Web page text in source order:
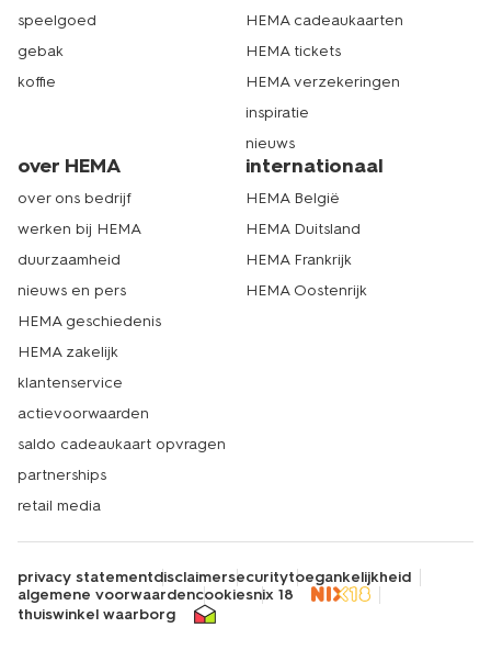
speelgoed
gebak
koffie
HEMA cadeaukaarten
HEMA tickets
HEMA verzekeringen
inspiratie
nieuws
over HEMA
over ons bedrijf
werken bij HEMA
duurzaamheid
nieuws en pers
HEMA geschiedenis
HEMA zakelijk
klantenservice
actievoorwaarden
saldo cadeaukaart opvragen
partnerships
retail media
internationaal
HEMA België
HEMA Duitsland
HEMA Frankrijk
HEMA Oostenrijk
privacy statementdisclaimersecuritytoegankelijkheid
algemene voorwaardencookiesnix 18
thuiswinkel waarborg